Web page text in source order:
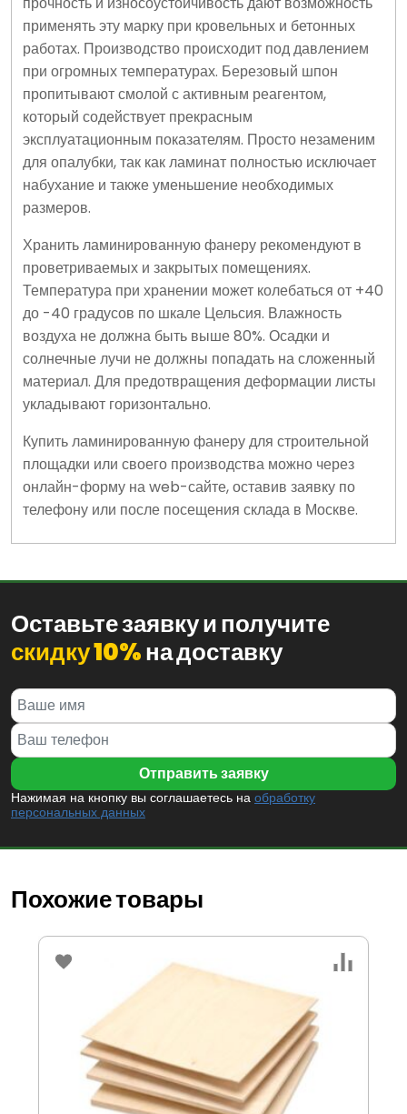
применять эту марку при кровельных и бетонных
работах. Производство происходит под давлением
при огромных температурах. Березовый шпон
пропитывают смолой с активным реагентом,
который содействует прекрасным
эксплуатационным показателям. Просто незаменим
для опалубки, так как ламинат полностью исключает
набухание и также уменьшение необходимых
размеров.
Хранить ламинированную фанеру рекомендуют в
проветриваемых и закрытых помещениях.
Температура при хранении может колебаться от +40
до -40 градусов по шкале Цельсия. Влажность
воздуха не должна быть выше 80%. Осадки и
солнечные лучи не должны попадать на сложенный
материал. Для предотвращения деформации листы
укладывают горизонтально.
Купить ламинированную фанеру для строительной
площадки или своего производства можно через
онлайн-форму на web-сайте, оставив заявку по
телефону или после посещения склада в Москве.
Оставьте заявку и получите
скидку 10%на доставку
Нажимая на кнопку вы соглашаетесь на обработку
персональных данных
Похожие товары